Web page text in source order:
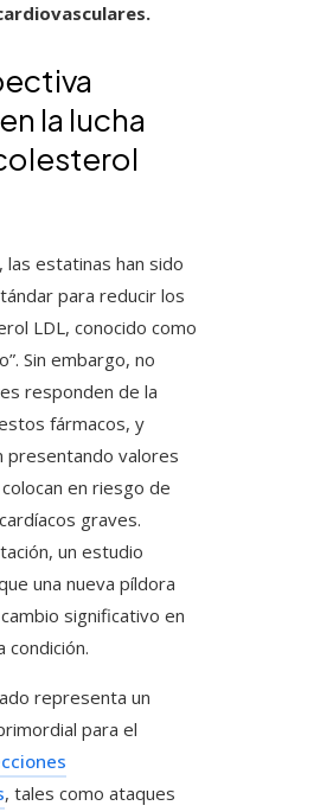
la lucha
las estatinas han sido
para reducir los
LDL, conocido como
Sin embargo, no
responden de la
fármacos, y
presentando valores
en riesgo de
graves.
un estudio
una nueva píldora
significativo en
condición.
representa un
para el
, tales como ataques